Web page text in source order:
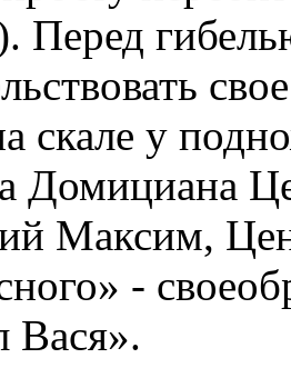
Перед
скале у
Домициана
Максим,
-
Вася».